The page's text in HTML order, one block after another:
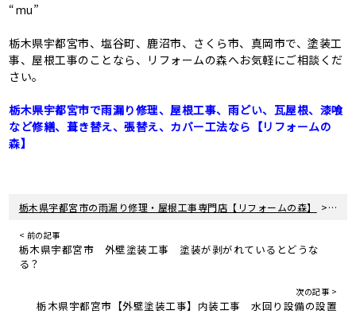
“mu”
栃木県宇都宮市、塩谷町、鹿沼市、さくら市、真岡市で、塗装工
事、屋根工事のことなら、リフォームの森へお気軽にご相談くだ
さい。
栃木県宇都宮市で雨漏り修理、屋根工事、雨どい、瓦屋根、漆喰
など修繕、葺き替え、張替え、カバー工法なら【リフォームの
森】
栃木県宇都宮市の雨漏り修理・屋根工事専門店【リフォームの森】 > 新着
< 前の記事
栃木県宇都宮市 外壁塗装工事 塗装が剥がれているとどうな
る？
次の記事 >
栃木県宇都宮市【外壁塗装工事】内装工事 水回り設備の設置